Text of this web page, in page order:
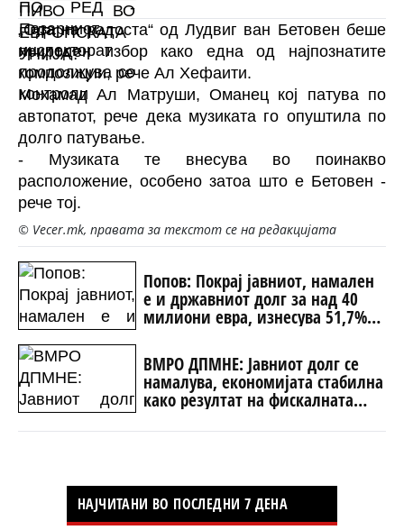
„Ода на радоста“ од Лудвиг ван Бетовен беше
природен избор како една од најпознатите
композиции, рече Ал Хефаити.
Мохамад Ал Матруши, Оманец кој патува по
автопатот, рече дека музиката го опуштила по
долго патување.
- Музиката те внесува во поинакво
расположение, особено затоа што е Бетовен -
рече тој.
© Vecer.mk, правата за текстот се на редакцијата
Попов: Покрај јавниот, намален
е и државниот долг за над 40
милиони евра, изнесува 51,7%
ВМРО ДПМНЕ: Јавниот долг се
намалува, економијата стабилна
како резултат на фискалната
дисциплина и домаќинско
управување
НАЈЧИТАНИ ВО ПОСЛЕДНИ 7 ДЕНА